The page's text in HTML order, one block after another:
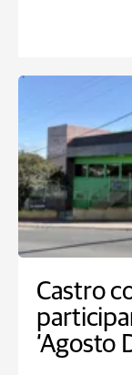
Castro
‘Agosto